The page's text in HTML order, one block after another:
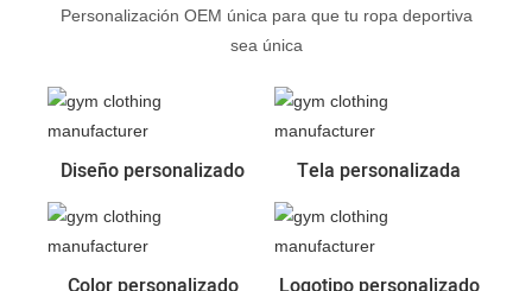
Personalización OEM única para que tu ropa deportiva
sea única
Diseño personalizado Tela personalizada